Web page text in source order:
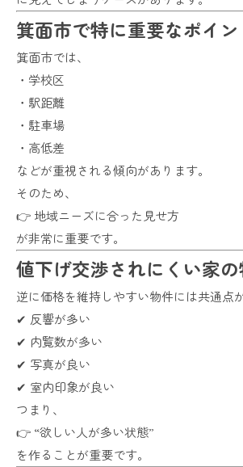
箕面市で特に重要なポイン
箕面市では、
・学校区
・駅距離
・駐車場
・高低差
などが重視される傾向があります。
そのため、
👉 地域ニーズに合った見せ方
が非常に重要です。
値下げ交渉されにくい家
逆に価格を維持しやすい物件には共通点
✔ 反響が多い
✔ 内覧数が多い
✔ 写真が良い
✔ 室内印象が良い
つまり、
👉 “欲しい人が多い状態”
を作ることが重要です。